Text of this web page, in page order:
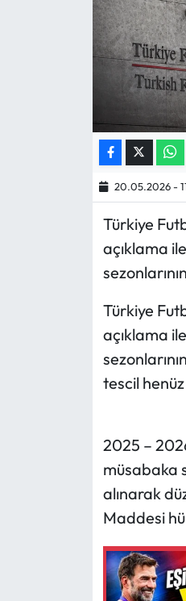
20.05.2026 -
Türkiye
açıklama
Türkiye
açıklama
tescil
2025 –
müsabaka
alınarak
Maddesi
Mektup Galeri
Ekonomi